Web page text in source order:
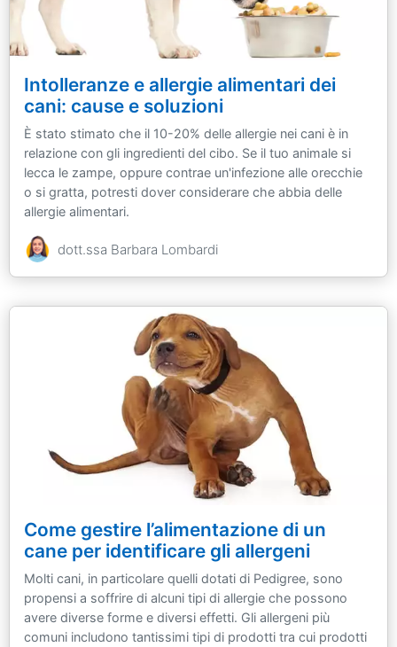
Intolleranze e allergie alimentari dei
cani: cause e soluzioni
È stato stimato che il 10-20% delle allergie nei cani è in
relazione con gli ingredienti del cibo. Se il tuo animale si
lecca le zampe, oppure contrae un'infezione alle orecchie
o si gratta, potresti dover considerare che abbia delle
allergie alimentari.
dott.ssa Barbara Lombardi
Come gestire l’alimentazione di un
cane per identificare gli allergeni
Molti cani, in particolare quelli dotati di Pedigree, sono
propensi a soffrire di alcuni tipi di allergie che possono
avere diverse forme e diversi effetti. Gli allergeni più
comuni includono tantissimi tipi di prodotti tra cui prodotti